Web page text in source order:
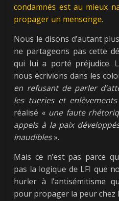
condamnés est au mieux
propager un mensonge.
Nous le disons d’autant
ne partageons pas cette
qui lui a porté préjudice.
nous écrivions dans les
en refusant de parler
les tueries et
réalisé « une faute
appels à la paix
inaudibles».
Mais ce n’est pas parce
pas la logique de LFI que
hurler à l’antisémitisme
pour propager la peur chez